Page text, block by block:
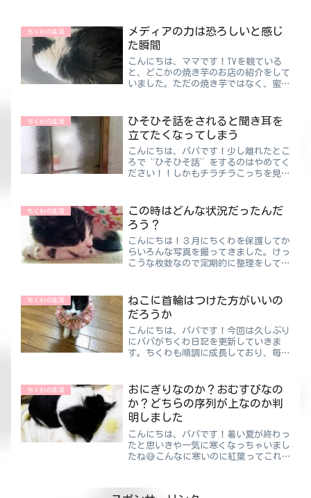
満載なんです😥行くまでがすごく大変
な所が多く、到着し...
ちくわの生活
メディアの力は恐ろしいと感じ
た瞬間
こんにちは、ママです！TVを観ている
と、どこかの焼き芋のお店の紹介をして
いました。ただの焼き芋ではなく、蜜が
ど、さつまいもはスーパーに年中売って
るし「たまには食べたいな...
ちくわの生活
ひそひそ話をされると聞き耳を
立てたくなってしまう
こんにちは、パパです！少し離れたとこ
ろで“ひそひそ話”をするのはやめてく
ださい！！しかもチラチラこっちを見な
な気になるから 笑ちくわパパなんでチ
ラ見を挟んでくるの💦わざと...
ちくわの生活
この時はどんな状況だったんだ
ろう？
こんにちは！３月にちくわを保護してか
らいろんな写真を撮ってきました。けっ
こうな枚数なので定期的に整理をしてい
らないようなやつ。今回はそんな写真を
紹介しようと思います😀こ...
ちくわの生活
ねこに首輪はつけた方がいいの
だろうか
こんにちは、パパです！今回は久しぶり
にパパがちくわ日記を更新していきま
す。ちくわも順調に成長しており、毎日
プしました。そう！この写真です♪つけ
て写真を撮った後すぐ外しは...
ちくわの生活
おにぎりなのか？おむすびなの
か？どちらの序列が上なのか判
明しました
こんにちは、パパです！暑い夏が終わっ
たと思いきや一気に寒くなっちゃいまし
たね😅こんなに寒いのに紅葉ってこれ
からピクニックをするのは今しかないん